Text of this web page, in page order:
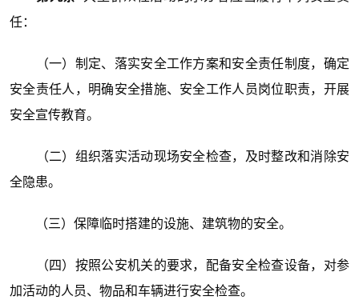
任：
（一）制定、落实安全工作方案和安全责任制度，确定
安全责任人，明确安全措施、安全工作人员岗位职责，开展
安全宣传教育。
（二）组织落实活动现场安全检查，及时整改和消除安
全隐患。
（三）保障临时搭建的设施、建筑物的安全。
（四）按照公安机关的要求，配备安全检查设备，对参
加活动的人员、物品和车辆进行安全检查。